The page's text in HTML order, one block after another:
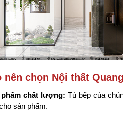
nên chọn Nội thất
phẩm chất lượng: Tủ bếp của
sản phẩm.